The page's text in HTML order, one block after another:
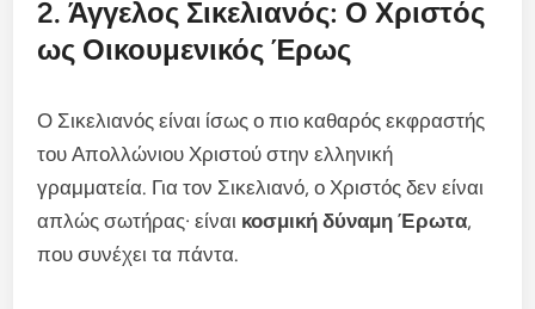
2. Άγγελος Σικελιανός: Ο Χριστός
ως Οικουμενικός Έρως
Ο Σικελιανός είναι ίσως ο πιο καθαρός εκφραστής
του Απολλώνιου Χριστού στην ελληνική
γραμματεία. Για τον Σικελιανό, ο Χριστός δεν είναι
απλώς σωτήρας· είναι κοσμική δύναμη Έρωτα,
που συνέχει τα πάντα.